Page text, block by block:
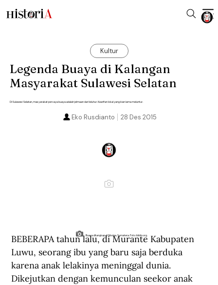
Kultur
Legenda Buaya di Kalangan
Masyarakat Sulawesi Selatan
Di Sulawesi Selatan, masyarakat percaya buaya adalah jelmaan dari leluhur. Kearifan lokal yang kian lama meluntur.
28 Des 2015
Eko Rusdianto
Buaya ditangkap di Sibolga, Sumatera. Foto: ibiblio.org.
BEBERAPA tahun lalu, di Murante Kabupaten
Luwu, seorang ibu yang baru saja berduka
karena anak lelakinya meninggal dunia.
Dikejutkan dengan kemunculan seekor anak